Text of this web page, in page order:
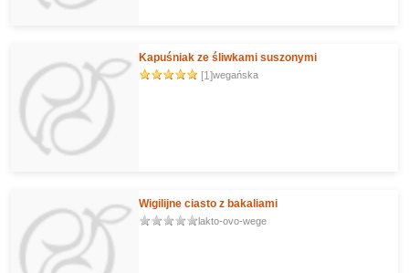
Kapuśniak ze śliwkami suszonymi
[1]wegańska
Wigilijne ciasto z bakaliami
lakto-ovo-wege